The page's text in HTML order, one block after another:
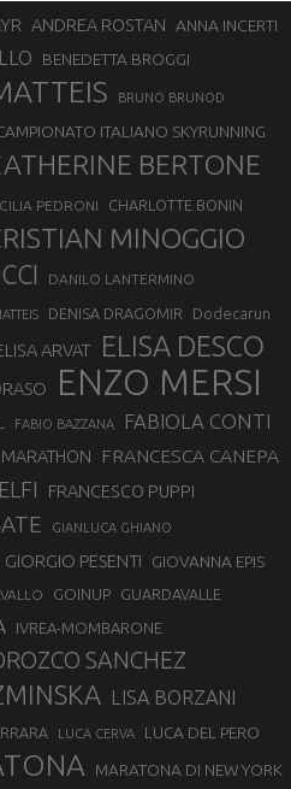
ANDREA ROSTAN ANNA INCERTI
BENEDETTA BROGGI
BRUNO BRUNOD
ITALIANO SKYRUNNING
BERTONE
PEDRONI CHARLOTTE BONIN
MINOGGIO
DANILO LANTERMINO
DENISA DRAGOMIR Dodecarun
ARVAT ELISA DESCO
ENZO MERSI
FABIO BAZZANA FABIOLA CONTI
FRANCESCA CANEPA
FRANCESCO PUPPI
GIANLUCA GHIANO
GIORGIO PESENTI GIOVANNA EPIS
GOINUP GUARDAVALLE
IVREA-MOMBARONE
SANCHEZ
LISA BORZANI
LUCA CERVA LUCA DEL PERO
MARATONA DI NEW YORK